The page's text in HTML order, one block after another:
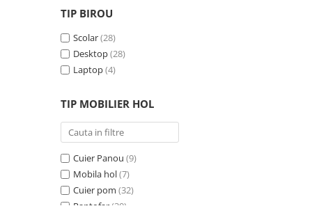
Negru - Cires
Crem (7)
Albastru(1)
Pin(1)
TIP BIROU
Scolar(28)
Desktop(28)
Laptop(4)
TIP MOBILIER HOL
Cuier Panou (9)
Mobila hol(7)
Cuier pom (32)
Pantofar (30)